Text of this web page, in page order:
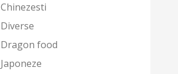
Chinezesti
Diverse
Dragon food
Japoneze